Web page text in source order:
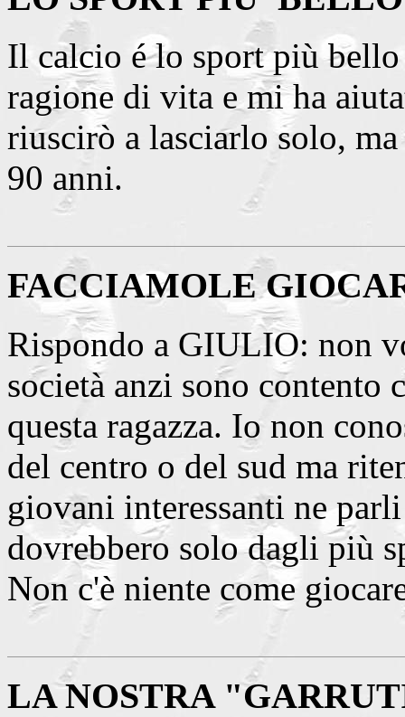
Il calcio é lo sport più bello
ragione di vita e mi ha
riuscirò a lasciarlo solo,
90 anni.
FACCIAMOLE
Rispondo a GIULIO: non
società anzi sono contento
questa ragazza. Io non
del centro o del sud ma
giovani interessanti ne
dovrebbero solo dagli più
Non c'è niente come
LA NOSTRA